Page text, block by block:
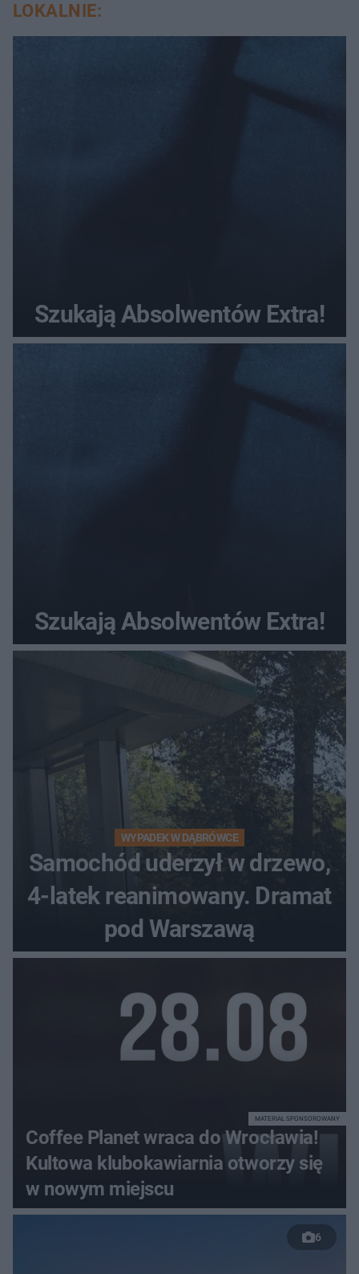
LOKALNIE:
Szukają Absolwentów Extra!
Szukają Absolwentów Extra!
WYPADEK W DĄBRÓWCE
Samochód uderzył w drzewo,
4-latek reanimowany. Dramat
pod Warszawą
Coffee Planet wraca do Wrocławia!
Kultowa klubokawiarnia otworzy się
w nowym miejscu
MATERIAŁ SPONSOROWANY
6